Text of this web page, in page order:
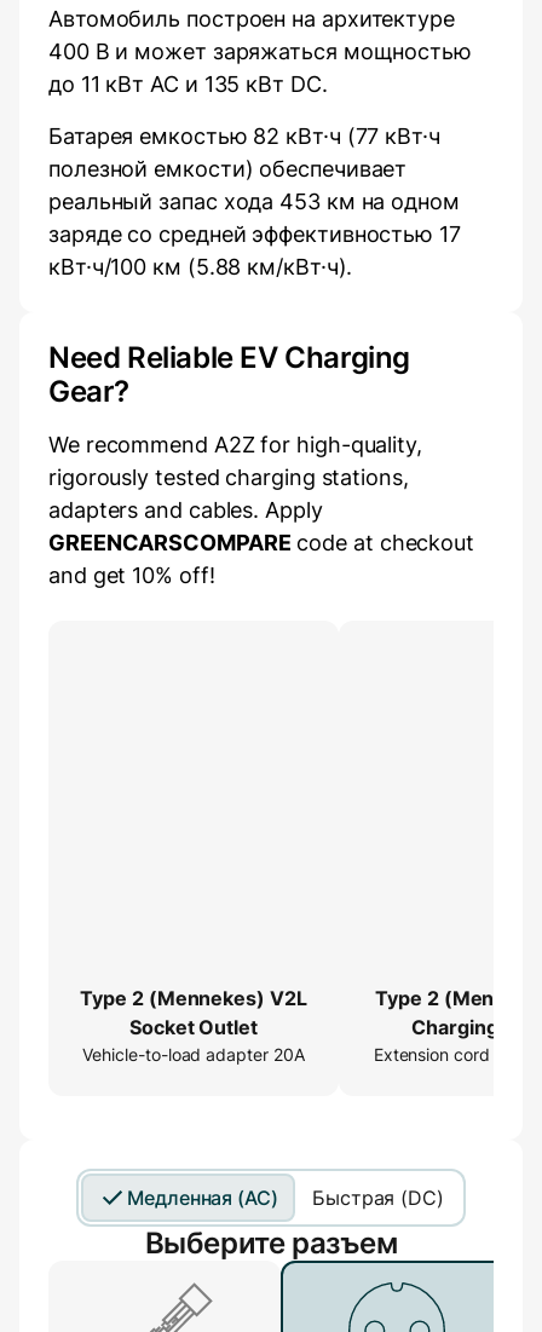
Автомобиль построен на архитектуре
400 В и может заряжаться мощностью
до 11 кВт AC и 135 кВт DC.
Батарея емкостью 82 кВт·ч (77 кВт·ч
полезной емкости) обеспечивает
реальный запас хода 453 км на одном
заряде со средней эффективностью 17
кВт·ч/100 км (5.88 км/кВт·ч).
Need Reliable EV Charging
Gear?
We recommend A2Z for high-quality,
rigorously tested charging stations,
adapters and cables. Apply
GREENCARSCOMPARE code at checkout
and get 10% off!
Type 2 (Mennekes) V2L
Socket Outlet
Vehicle-to-load adapter 20A
Type 2
Charging
Extender
Extension cord 16ft/
Медленная (AC) Быстрая (DC)
Выберите разъем